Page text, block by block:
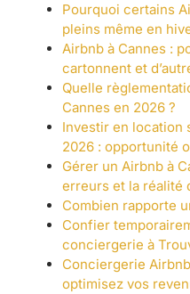
Pourquoi certains
pleins même en
Airbnb à Cannes :
cartonnent et
Quelle
Cannes en 2026 ?
Investir en location
2026 : opportunité
Gérer un Airbnb à
erreurs et la réalité
Combien rapporte
Confier
conciergerie à
Conciergerie
optimisez vos